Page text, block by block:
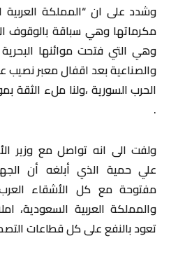
وشدد على ان “المملكة العربية
مكرماتها وهي سباقة بالوقوف
وهي التي فتحت موائنها البحرية
والصناعية بعد اقفال معبر نصيب
الحرب السورية ،ولنا ملء
.
ولفت الى انه تواصل مع وزير
علي حمية الذي أبلغه أن
مفتوحة مع كل الأشقاء
والمملكة العربية السعودية،
تعود بالنفع على كل قطاعات